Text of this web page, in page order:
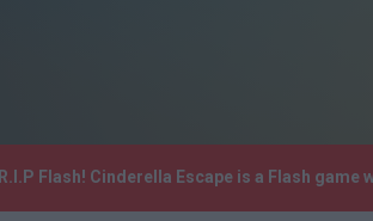
R.I.P Flash! Cinderella Escape is a Flash